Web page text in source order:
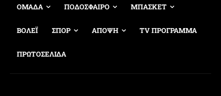
ΟΜΑΔΑ ΠΟΔΟΣΦΑΙΡΟ ΜΠΑΣΚΕΤ
ΒΟΛΕΪ ΣΠΟΡ ΑΠΟΨΗ TV ΠΡΟΓΡΑΜΜΑ
ΠΡΩΤΟΣΕΛΙΔΑ